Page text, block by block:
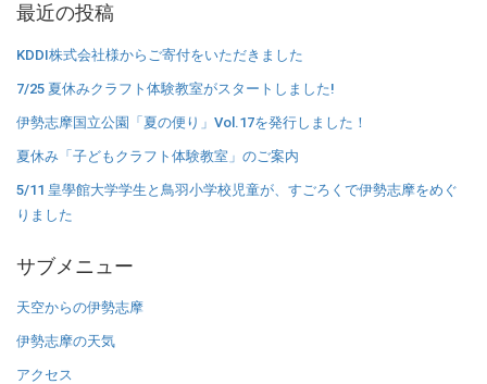
カ
最近の投稿
KDDI株式会社様からご寄付をいただきました
7/25 夏休みクラフト体験教室がスタートしました!
伊勢志摩国立公園「夏の便り」Vol.17を発行しました！
夏休み「子どもクラフト体験教室」のご案内
5/11 皇學館大学学生と鳥羽小学校児童が、すごろくで伊勢志摩をめぐ
りました
サブメニュー
天空からの伊勢志摩
伊勢志摩の天気
アクセス